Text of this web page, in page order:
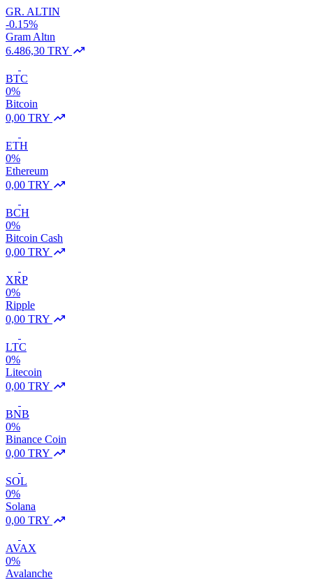
GR. ALTIN
-0.15%
Gram Altın
6.486,30 TRY
BTC
0%
Bitcoin
0,00 TRY
ETH
0%
Ethereum
0,00 TRY
BCH
0%
Bitcoin Cash
0,00 TRY
XRP
0%
Ripple
0,00 TRY
LTC
0%
Litecoin
0,00 TRY
BNB
0%
Binance Coin
0,00 TRY
SOL
0%
Solana
0,00 TRY
AVAX
0%
Avalanche